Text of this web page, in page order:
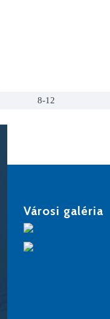
8-12
Városi galéria